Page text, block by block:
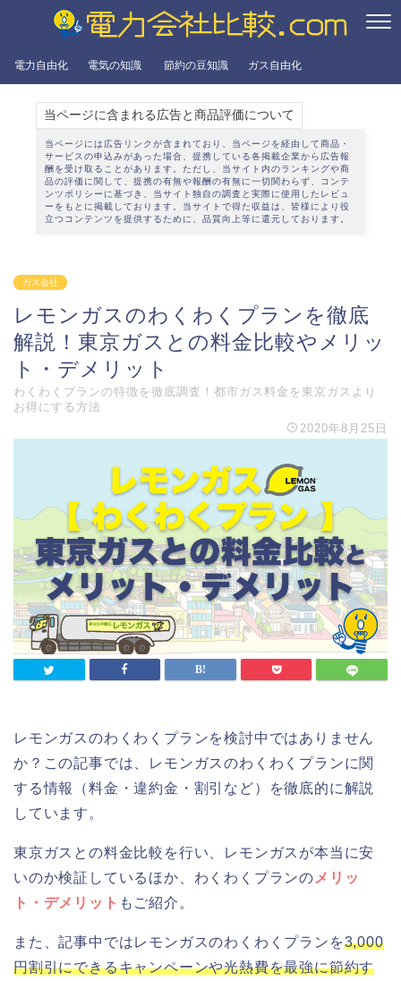
電力自由化 電気の知識 節約の豆知識 ガス自由化
当ページに含まれる広告と商品評価について
当ページには広告リンクが含まれており、当ページを経由して商品・
サービスの申込みがあった場合、提携している各掲載企業から広告報
酬を受け取ることがあります。ただし、当サイト内のランキングや商
品の評価に関して、提携の有無や報酬の有無に一切関わらず、 コンテ
ンツポリシー に基づき、当サイト独自の調査と実際に使用したレビュ
ーをもとに掲載しております。当サイトで得た収益は、皆様により役
立つコンテンツを提供するために、品質向上等に還元しております。
ガス会社
レモンガスのわくわくプランを徹底
解説！東京ガスとの料金比較やメリッ
ト・デメリット
わくわくプランの特徴を徹底調査！都市ガス料金を東京ガスより
お得にする方法
2020年8月25日
レモンガスのわくわくプランを検討中ではありません
か？この記事では、レモンガスのわくわくプランに関
する情報（料金・違約金・割引など）を徹底的に解説
しています。
東京ガスとの料金比較を行い、レモンガスが本当に安
いのか検証しているほか、わくわくプランのメリッ
ト・デメリット もご紹介。
また、記事中ではレモンガスのわくわくプランを3,000
円割引にできるキャンペーンや光熱費を最強に節約す